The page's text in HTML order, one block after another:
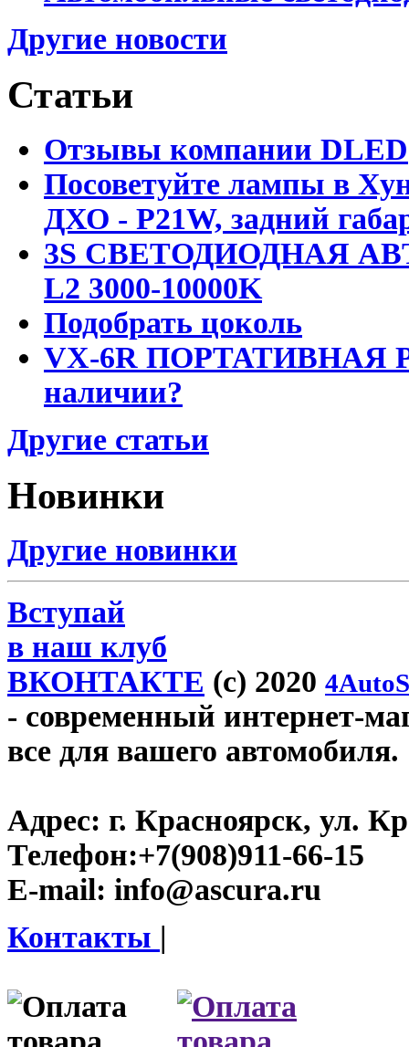
Другие новости
Статьи
Отзывы компании DLED
Посоветуйте лампы в
ДХО - P21W, задний
3S СВЕТОДИОДНАЯ
L2 3000-10000K
Подобрать цоколь
VX-6R ПОРТАТИВНАЯ
наличии?
Другие статьи
Новинки
Другие новинки
Вступай
в наш клуб
ВКОНТАКТЕ (c) 2020
- современный интернет-
все для вашего автомобиля.
Адрес: г. Красноярск, ул.
Телефон:+7(908)911-66-15
E-mail: info@ascura.ru
Контакты |